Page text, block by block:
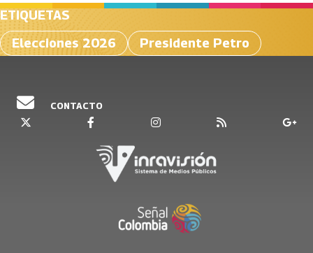
ETIQUETAS
Elecciones 2026
Presidente Petro
CONTACTO